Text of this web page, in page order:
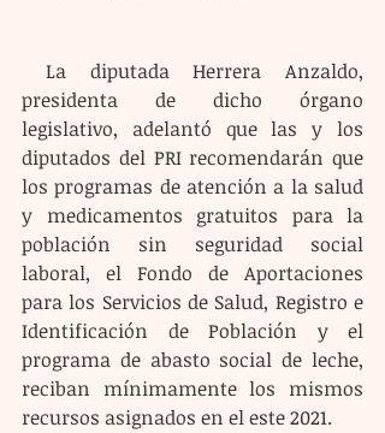
presidenta de dicho órgano
legislativo, adelantó que las y los
diputados del PRI recomendarán que
los programas de atención a la salud
y medicamentos gratuitos para la
población sin seguridad social
laboral, el Fondo de Aportaciones
para los Servicios de Salud, Registro e
Identificación de Población y el
programa de abasto social de leche,
reciban mínimamente los mismos
recursos asignados en el este 2021.